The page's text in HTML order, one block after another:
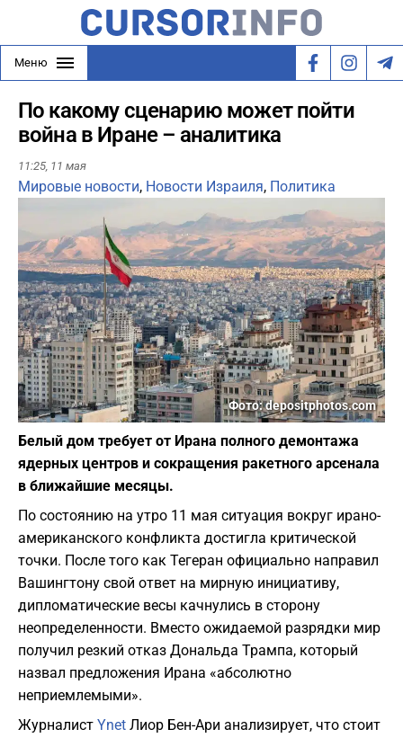
Меню
По какому сценарию может пойти
война в Иране – аналитика
11:25, 11 мая
Мировые новости, Новости Израиля, Политика
Фото: depositphotos.com
Белый дом требует от Ирана полного демонтажа
ядерных центров и сокращения ракетного арсенала
в ближайшие месяцы.
По состоянию на утро 11 мая ситуация вокруг ирано-
американского конфликта достигла критической
точки. После того как Тегеран официально направил
Вашингтону свой ответ на мирную инициативу,
дипломатические весы качнулись в сторону
неопределенности. Вместо ожидаемой разрядки мир
получил резкий отказ Дональда Трампа, который
назвал предложения Ирана «абсолютно
неприемлемыми».
Журналист Ynet Лиор Бен-Ари анализирует, что стоит